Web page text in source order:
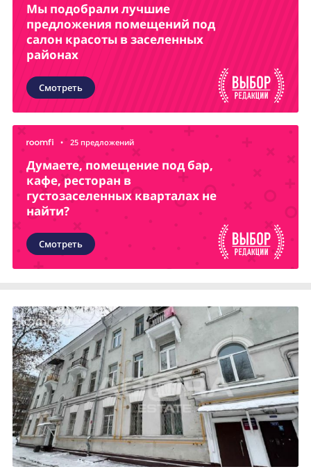
Мы подобрали лучшие
предложения помещений под
салон красоты в заселенных
районах
Смотреть
• 25 предложений
Думаете, помещение под бар,
кафе, ресторан в
густозаселенных кварталах не
найти?
Смотреть